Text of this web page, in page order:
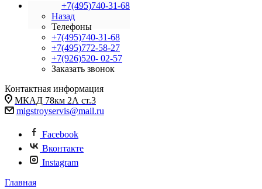
+7(495)740-31-68
Назад
Телефоны
+7(495)740-31-68
+7(495)772-58-27
+7(926)520- 02-57
Заказать звонок
Контактная информация
МКАД 78км 2А ст.3
migstroyservis@mail.ru
Facebook
Вконтакте
Instagram
Главная